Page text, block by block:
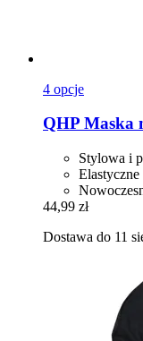
4 opcje
QHP Maska
Stylowa i
Elastyczne
44,99 zł
Dostawa do 11